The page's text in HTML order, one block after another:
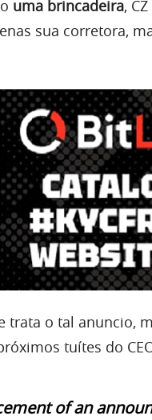
uma brincadeira,
sua corretora,
trata o tal anuncio,
tuítes do
of an